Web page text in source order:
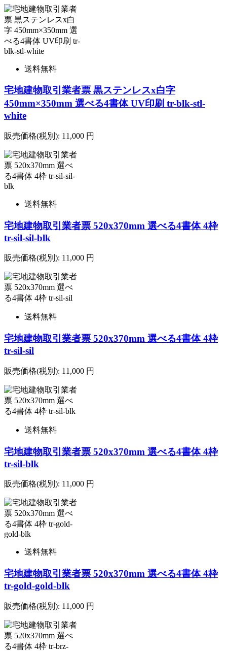
送料無料
宅地建物取引業者票 黒ステンレスx白字
450mm×350mm 選べる4書体 UV印刷 tr-blk-stl-
white
販売価格(税別): 11,000 円
送料無料
宅地建物取引業者票 520x370mm 選べる4書体 4枠
tr-sil-sil-blk
販売価格(税別): 11,000 円
送料無料
宅地建物取引業者票 520x370mm 選べる4書体 4枠
tr-sil-sil
販売価格(税別): 11,000 円
送料無料
宅地建物取引業者票 520x370mm 選べる4書体 4枠
tr-sil-blk
販売価格(税別): 11,000 円
送料無料
宅地建物取引業者票 520x370mm 選べる4書体 4枠
tr-gold-gold-blk
販売価格(税別): 11,000 円